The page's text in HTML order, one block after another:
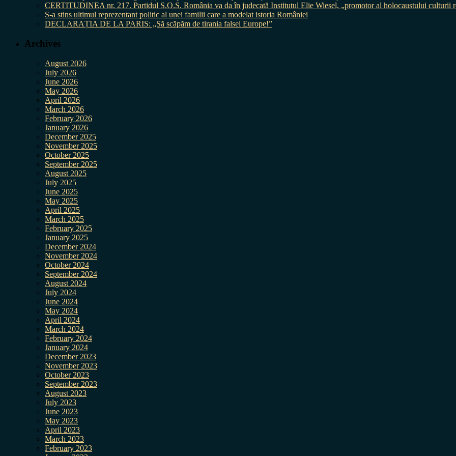
CERTITUDINEA nr. 217. Partidul S.O.S. România va da în judecată Institutul Elie Wiesel, „promotor al holocaustului culturii
S-a stins ultimul reprezentant politic al unei familii care a modelat istoria României
DECLARAȚIA DE LA PARIS: „Să scăpăm de tirania falsei Europe!”
Archives
August 2026
July 2026
June 2026
May 2026
April 2026
March 2026
February 2026
January 2026
December 2025
November 2025
October 2025
September 2025
August 2025
July 2025
June 2025
May 2025
April 2025
March 2025
February 2025
January 2025
December 2024
November 2024
October 2024
September 2024
August 2024
July 2024
June 2024
May 2024
April 2024
March 2024
February 2024
January 2024
December 2023
November 2023
October 2023
September 2023
August 2023
July 2023
June 2023
May 2023
April 2023
March 2023
February 2023